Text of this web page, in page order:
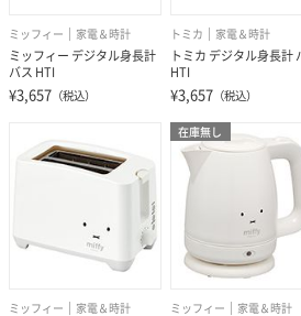
ミッフィー 家電＆時計
ミッフィー デジタル身長計
バス HTI
¥3,657 （税込）
トミカ 家電＆時計
トミカ デジタル身長計
HTI
¥3,657 （税込）
ミッフィー 家電＆時計
在庫無し
ミッフィー 家電＆時計